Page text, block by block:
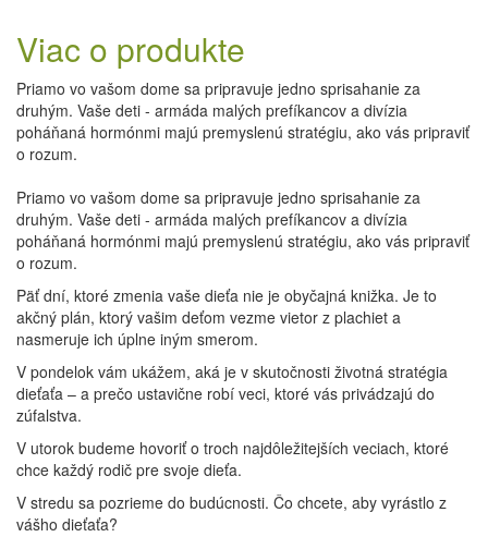
Viac o produkte
Priamo vo vašom dome sa pripravuje jedno sprisahanie za
druhým. Vaše deti - armáda malých prefíkancov a divízia
poháňaná hormónmi majú premyslenú stratégiu, ako vás pripraviť
o rozum.
Priamo vo vašom dome sa pripravuje jedno sprisahanie za
druhým. Vaše deti - armáda malých prefíkancov a divízia
poháňaná hormónmi majú premyslenú stratégiu, ako vás pripraviť
o rozum.
Päť dní, ktoré zmenia vaše dieťa nie je obyčajná knižka. Je to
akčný plán, ktorý vašim deťom vezme vietor z plachiet a
nasmeruje ich úplne iným smerom.
V pondelok vám ukážem, aká je v skutočnosti životná stratégia
dieťaťa – a prečo ustavične robí veci, ktoré vás privádzajú do
zúfalstva.
V utorok budeme hovoriť o troch najdôležitejších veciach, ktoré
chce každý rodič pre svoje dieťa.
V stredu sa pozrieme do budúcnosti. Čo chcete, aby vyrástlo z
vášho dieťaťa?